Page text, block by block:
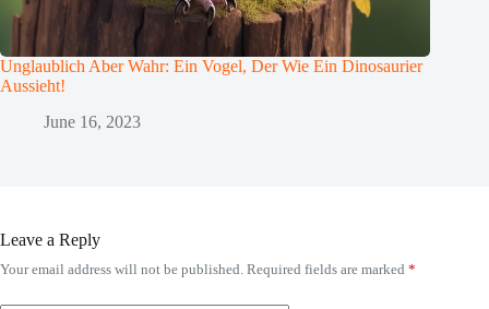
Unglaublich Aber Wahr: Ein Vogel, Der Wie Ein Dinosaurier
Aussieht!
June 16, 2023
Leave a Reply
Your email address will not be published. Required fields are marked *